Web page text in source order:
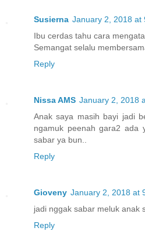
Susierna January 2, 2018 at
Ibu cerdas tahu cara
Semangat selalu
Reply
Nissa AMS January 2, 2018
Anak saya masih bayi jadi
ngamuk peenah gara2 ada
sabar ya bun..
Reply
Gioveny January 2, 2018 at
jadi nggak sabar meluk anak
Reply